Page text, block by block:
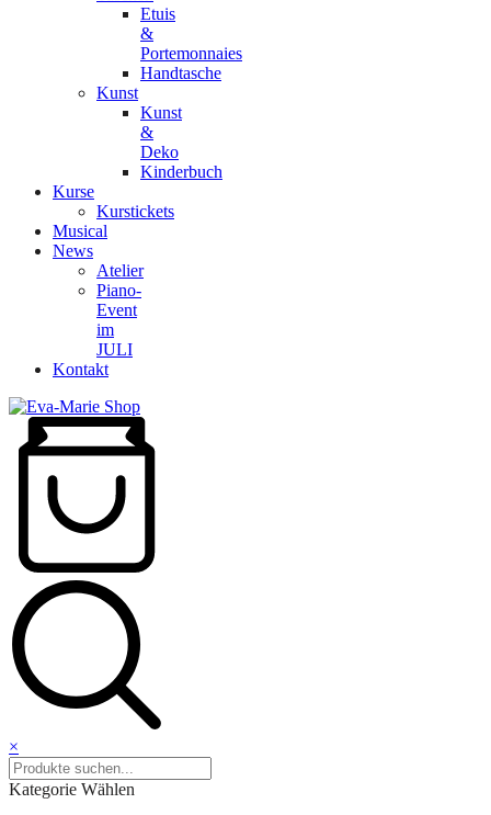
Etuis
&
Portemonnaies
Handtasche
Kunst
Kunst
&
Deko
Kinderbuch
Kurse
Kurstickets
Musical
News
Atelier
Piano-
Event
im
JULI
Kontakt
×
Kategorie Wählen